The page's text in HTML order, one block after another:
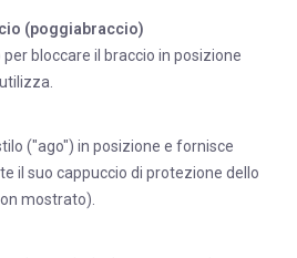
(poggiabraccio)
bloccare il braccio in posizione
("ago") in posizione e fornisce
il suo cappuccio di protezione dello
mostrato).